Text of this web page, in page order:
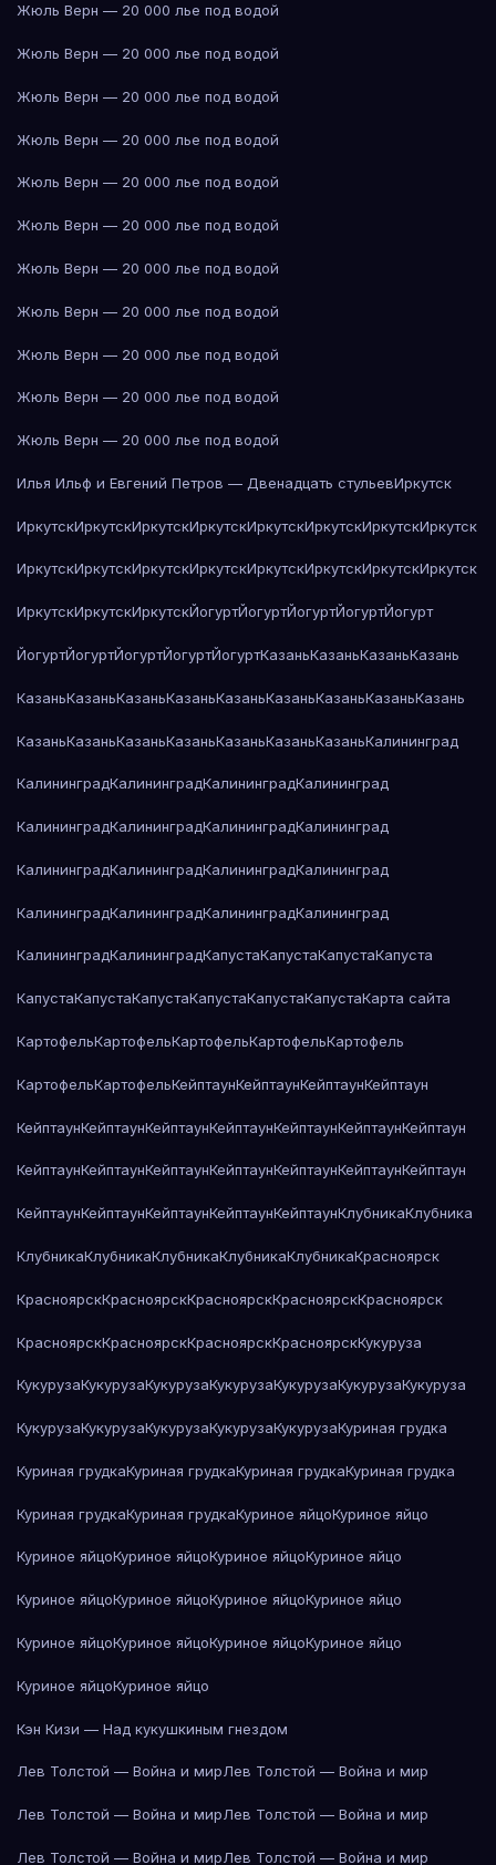
Жюль Верн — 20 000 лье под водой
Жюль Верн — 20 000 лье под водой
Жюль Верн — 20 000 лье под водой
Жюль Верн — 20 000 лье под водой
Жюль Верн — 20 000 лье под водой
Жюль Верн — 20 000 лье под водой
Жюль Верн — 20 000 лье под водой
Жюль Верн — 20 000 лье под водой
Жюль Верн — 20 000 лье под водой
Жюль Верн — 20 000 лье под водой
Жюль Верн — 20 000 лье под водой
Илья Ильф и Евгений Петров — Двенадцать стульевИркутск
ИркутскИркутскИркутскИркутскИркутскИркутскИркутскИркутск
ИркутскИркутскИркутскИркутскИркутскИркутскИркутскИркутск
ИркутскИркутскИркутскЙогуртЙогуртЙогуртЙогуртЙогурт
ЙогуртЙогуртЙогуртЙогуртЙогуртКазаньКазаньКазаньКазань
КазаньКазаньКазаньКазаньКазаньКазаньКазаньКазаньКазань
КазаньКазаньКазаньКазаньКазаньКазаньКазаньКалининград
КалининградКалининградКалининградКалининград
КалининградКалининградКалининградКалининград
КалининградКалининградКалининградКалининград
КалининградКалининградКалининградКалининград
КалининградКалининградКапустаКапустаКапустаКапуста
КапустаКапустаКапустаКапустаКапустаКапустаКарта сайта
КартофельКартофельКартофельКартофельКартофель
КартофельКартофельКейптаунКейптаунКейптаунКейптаун
КейптаунКейптаунКейптаунКейптаунКейптаунКейптаунКейптаун
КейптаунКейптаунКейптаунКейптаунКейптаунКейптаунКейптаун
КейптаунКейптаунКейптаунКейптаунКейптаунКлубникаКлубника
КлубникаКлубникаКлубникаКлубникаКлубникаКрасноярск
КрасноярскКрасноярскКрасноярскКрасноярскКрасноярск
КрасноярскКрасноярскКрасноярскКрасноярскКукуруза
КукурузаКукурузаКукурузаКукурузаКукурузаКукурузаКукуруза
КукурузаКукурузаКукурузаКукурузаКукурузаКуриная грудка
Куриная грудкаКуриная грудкаКуриная грудкаКуриная грудка
Куриная грудкаКуриная грудкаКуриное яйцоКуриное яйцо
Куриное яйцоКуриное яйцоКуриное яйцоКуриное яйцо
Куриное яйцоКуриное яйцоКуриное яйцоКуриное яйцо
Куриное яйцоКуриное яйцоКуриное яйцоКуриное яйцо
Куриное яйцоКуриное яйцо
Кэн Кизи — Над кукушкиным гнездом
Лев Толстой — Война и мирЛев Толстой — Война и мир
Лев Толстой — Война и мирЛев Толстой — Война и мир
Лев Толстой — Война и мирЛев Толстой — Война и мир